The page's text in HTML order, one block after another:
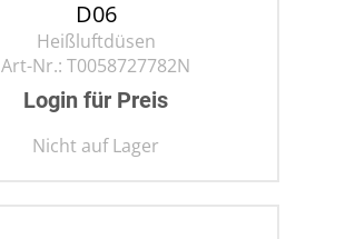
D06
Heißluftdüsen
Art-Nr.: T0058727782N
Login für Preis
Nicht auf Lager